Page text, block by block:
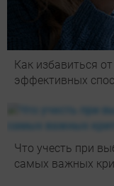
Как избавиться
эффективных
Что учесть при
самых важных